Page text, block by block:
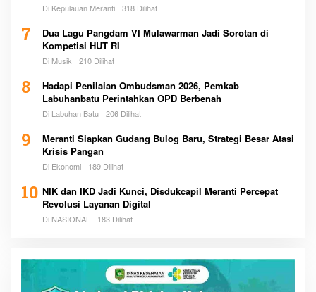
Di Kepulauan Meranti 318 Dilihat
7
Dua Lagu Pangdam VI Mulawarman Jadi Sorotan di
Kompetisi HUT RI
Di Musik 210 Dilihat
8
Hadapi Penilaian Ombudsman 2026, Pemkab
Labuhanbatu Perintahkan OPD Berbenah
Di Labuhan Batu 206 Dilihat
9
Meranti Siapkan Gudang Bulog Baru, Strategi Besar Atasi
Krisis Pangan
Di Ekonomi 189 Dilihat
10 NIK dan IKD Jadi Kunci, Disdukcapil Meranti Percepat
Revolusi Layanan Digital
Di NASIONAL 183 Dilihat